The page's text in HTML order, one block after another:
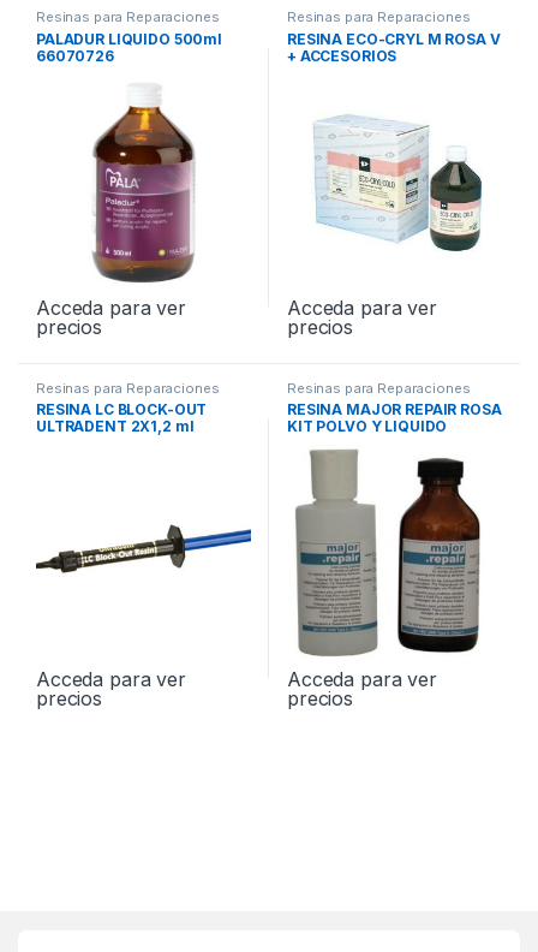
Resinas para Reparaciones
Completas
PALADUR LIQUIDO 500ml
66070726
Acceda para ver
precios
Resinas para Reparaciones
Completas
RESINA ECO-CRYL M ROSA V
+ ACCESORIOS
Acceda para ver
precios
Resinas para Reparaciones
Completas
RESINA LC BLOCK-OUT
ULTRADENT 2X1,2 ml
Acceda para ver
precios
Resinas para Reparaciones
Completas
RESINA MAJOR REPAIR ROSA
KIT POLVO Y LIQUIDO
Acceda para ver
precios